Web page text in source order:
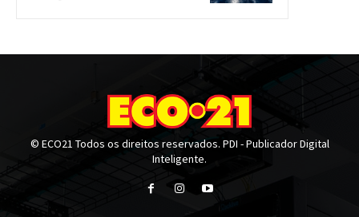
© ECO21 Todos os direitos reservados. PDI - Publicador Digital
Inteligente.